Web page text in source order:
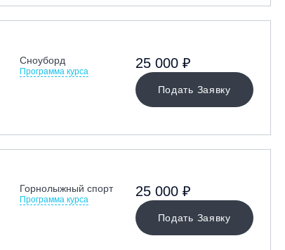
Сноуборд
Программа курса
Подать Заявку
25 000 ₽
Горнолыжный спорт
Программа курса
Подать Заявку
25 000 ₽